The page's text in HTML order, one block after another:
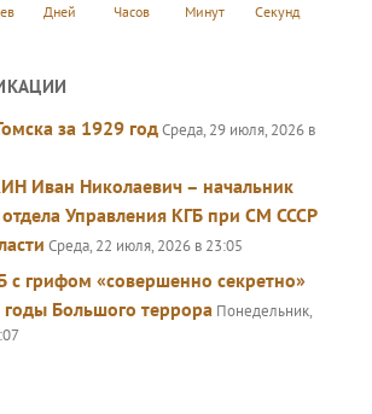
Дней Часов Минут Секунд
за 1929 годСреда, 29 июля, 2026 в
Иван Николаевич – начальник
отдела Управления КГБ при СМ СССР
Среда, 22 июля, 2026 в 23:05
с грифом «совершенно секретно»
Большого террора Понедельник,